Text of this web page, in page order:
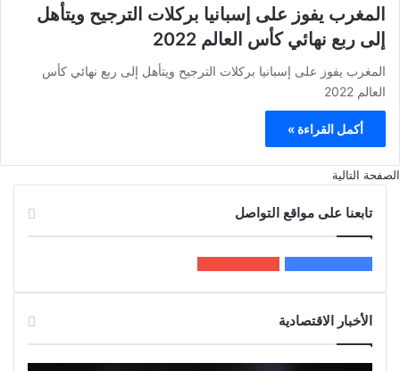
المغرب يفوز على إسبانيا بركلات الترجيح ويتأهل
إلى ربع نهائي كأس العالم 2022
المغرب يفوز على إسبانيا بركلات الترجيح ويتأهل إلى ربع نهائي كأس
العالم 2022
أكمل القراءة »
الصفحة التالية
تابعنا على مواقع التواصل
الأخبار الاقتصادية